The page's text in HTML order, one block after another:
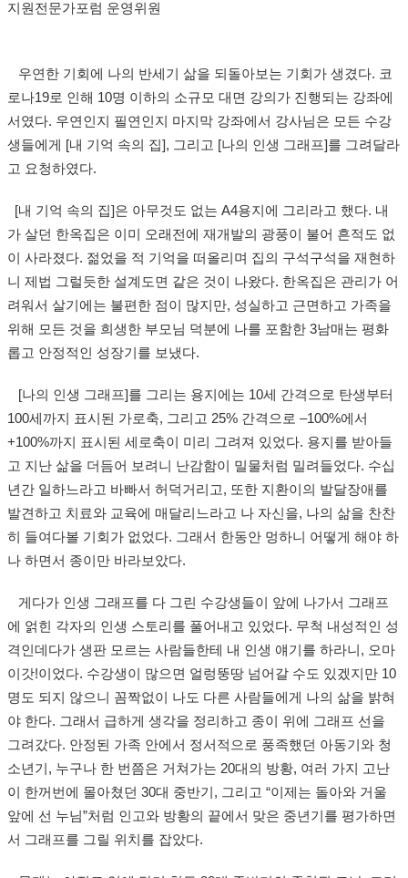
지원전문가포럼 운영위원
우연한 기회에 나의 반세기 삶을 되돌아보는 기회가 생겼다. 코
로나19로 인해 10명 이하의 소규모 대면 강의가 진행되는 강좌에
서였다. 우연인지 필연인지 마지막 강좌에서 강사님은 모든 수강
생들에게 [내 기억 속의 집], 그리고 [나의 인생 그래프]를 그려달라
고 요청하였다.
[내 기억 속의 집]은 아무것도 없는 A4용지에 그리라고 했다. 내
가 살던 한옥집은 이미 오래전에 재개발의 광풍이 불어 흔적도 없
이 사라졌다. 젊었을 적 기억을 떠올리며 집의 구석구석을 재현하
니 제법 그럴듯한 설계도면 같은 것이 나왔다. 한옥집은 관리가 어
려워서 살기에는 불편한 점이 많지만, 성실하고 근면하고 가족을
위해 모든 것을 희생한 부모님 덕분에 나를 포함한 3남매는 평화
롭고 안정적인 성장기를 보냈다.
[나의 인생 그래프]를 그리는 용지에는 10세 간격으로 탄생부터
100세까지 표시된 가로축, 그리고 25% 간격으로 –100%에서
+100%까지 표시된 세로축이 미리 그려져 있었다. 용지를 받아들
고 지난 삶을 더듬어 보려니 난감함이 밀물처럼 밀려들었다. 수십
년간 일하느라고 바빠서 허덕거리고, 또한 지환이의 발달장애를
발견하고 치료와 교육에 매달리느라고 나 자신을, 나의 삶을 찬찬
히 들여다볼 기회가 없었다. 그래서 한동안 멍하니 어떻게 해야 하
나 하면서 종이만 바라보았다.
게다가 인생 그래프를 다 그린 수강생들이 앞에 나가서 그래프
에 얽힌 각자의 인생 스토리를 풀어내고 있었다. 무척 내성적인 성
격인데다가 생판 모르는 사람들한테 내 인생 얘기를 하라니, 오마
이갓!이었다. 수강생이 많으면 얼렁뚱땅 넘어갈 수도 있겠지만 10
명도 되지 않으니 꼼짝없이 나도 다른 사람들에게 나의 삶을 밝혀
야 한다. 그래서 급하게 생각을 정리하고 종이 위에 그래프 선을
그려갔다. 안정된 가족 안에서 정서적으로 풍족했던 아동기와 청
소년기, 누구나 한 번쯤은 거쳐가는 20대의 방황, 여러 가지 고난
이 한꺼번에 몰아쳤던 30대 중반기, 그리고 “이제는 돌아와 거울
앞에 선 누님”처럼 인고와 방황의 끝에서 맞은 중년기를 평가하면
서 그래프를 그릴 위치를 잡았다.